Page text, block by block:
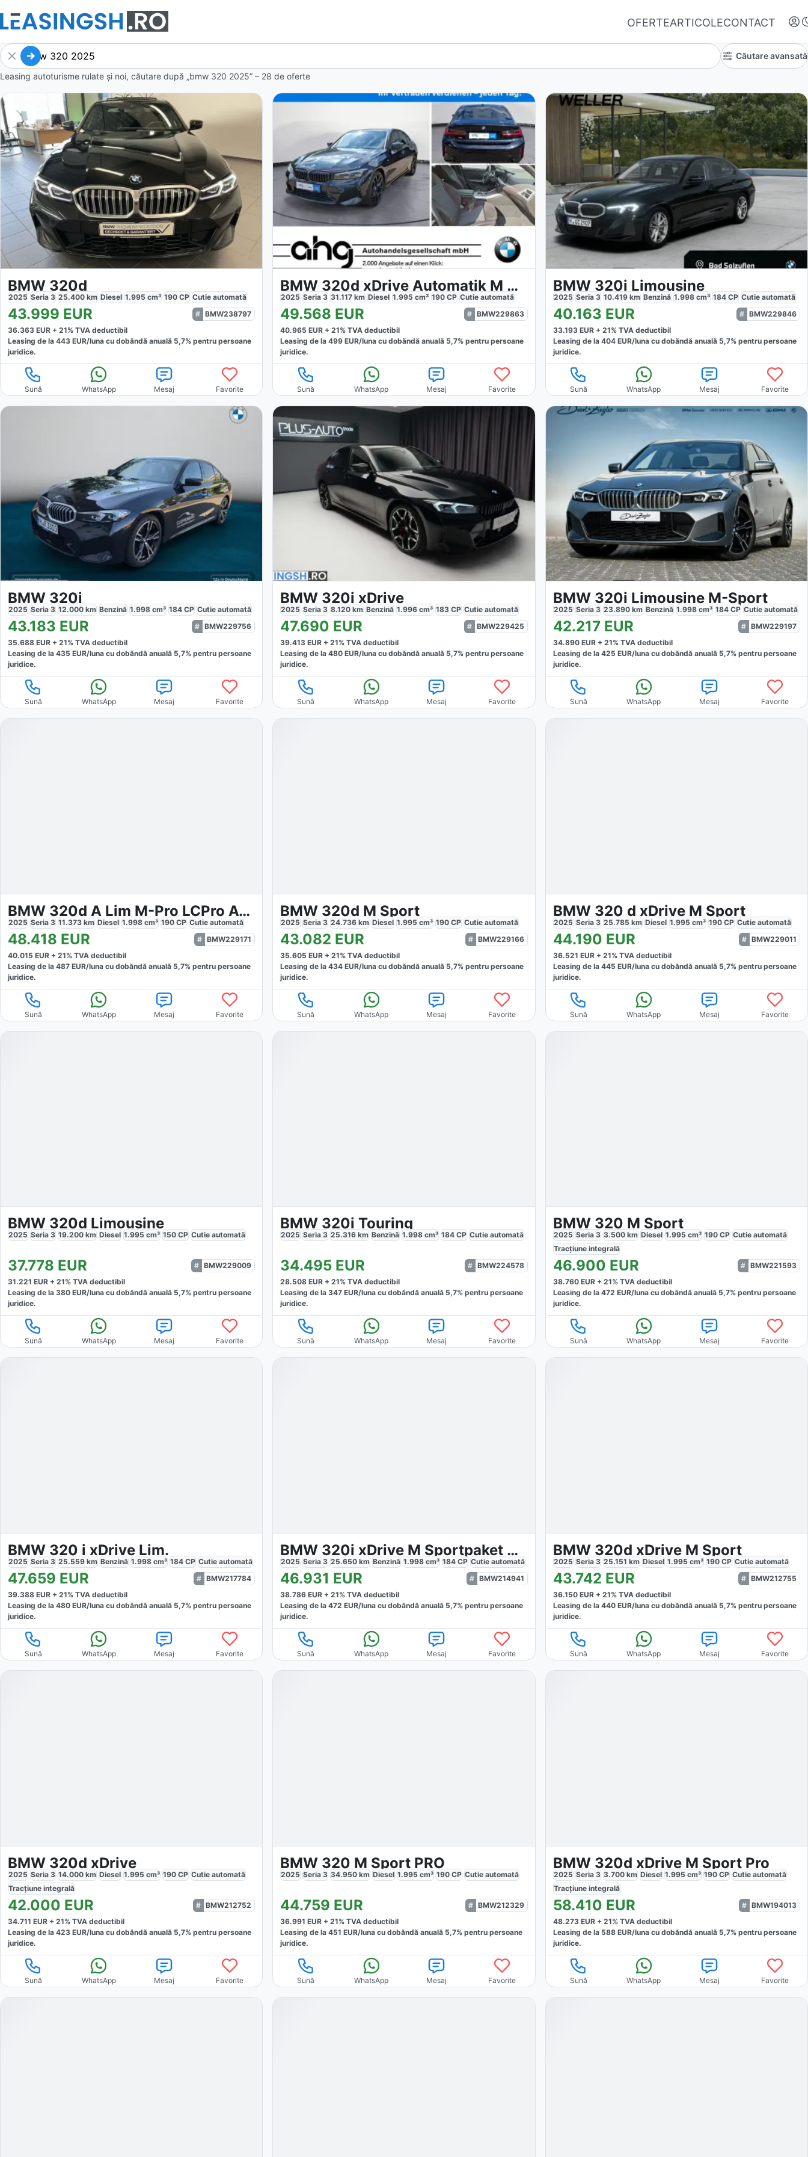
OFERTEARTICOLECONTACT
Autentifică-te
Nu ai oferte favorite
Căutare avansată
Leasing autoturisme rulate și noi, căutare după „bmw 320 2025” – 28 de oferte
BMW 320d
2025 Seria 3 25.400 km Diesel 1.995 cm³ 190 CP Cutie automată
43.999 EUR
BMW238797
36.363 EUR + 21% TVA deductibil
Leasing de la 443 EUR/luna cu dobăndă anuală 5,7% pentru persoane
juridice.
Sună WhatsApp Mesaj Favorite
BMW 320d xDrive Automatik M Sportpaket
2025 Seria 3 31.117 km Diesel 1.995 cm³ 190 CP Cutieautomată
49.568 EUR
BMW229863
40.965 EUR +21% TVA deductibil
Leasing de la499 EUR/luna cu dobăndă anuală 5,7% pentru persoane
juridice.
Sună WhatsApp Mesaj Favorite
BMW 320i Limousine
2025 Seria 3 10.419km Benzină 1.998cm³ 184CP Cutie automată
40.163 EUR
BMW229846
33.193EUR + 21% TVA deductibil
Leasing de la 404EUR/lunacu dobăndă anuală 5,7% pentru persoane
juridice.
Sună WhatsApp Mesaj Favorite
BMW 320i
2025 Seria 3 12.000 km Benzină 1.998 cm³ 184 CP Cutie automată
43.183 EUR
BMW229756
35.688 EUR + 21% TVA deductibil
Leasing de la 435 EUR/luna cu dobăndă anuală 5,7% pentru persoane
juridice.
Sună WhatsApp Mesaj Favorite
BMW 320i xDrive
2025 Seria 3 8.120 km Benzină 1.996 cm³ 183 CP Cutieautomată
47.690 EUR
BMW229425
39.413 EUR +21% TVA deductibil
Leasing de la480 EUR/luna cu dobăndă anuală 5,7% pentru persoane
juridice.
Sună WhatsApp Mesaj Favorite
BMW 320i Limousine M-Sport
2025 Seria 3 23.890km Benzină 1.998cm³ 184CP Cutie automată
42.217EUR
BMW229197
34.890EUR + 21% TVA deductibil
Leasing de la 425 EUR/lunacu dobăndă anuală 5,7% pentru persoane
juridice.
Sună WhatsApp Mesaj Favorite
BMW 320d A Lim M-Pro LCPro ACC HUD 360 KlimaA 18 LM
2025 Seria 3 11.373 km Diesel 1.998 cm³ 190 CP Cutie automată
48.418 EUR
BMW229171
40.015 EUR + 21% TVA deductibil
Leasing de la 487 EUR/luna cu dobăndă anuală 5,7% pentru persoane
juridice.
Sună WhatsApp Mesaj Favorite
BMW 320d M Sport
2025 Seria 3 24.736 km Diesel 1.995 cm³ 190 CP Cutieautomată
43.082 EUR
BMW229166
35.605 EUR +21% TVA deductibil
Leasing de la434 EUR/luna cu dobăndă anuală 5,7% pentru persoane
juridice.
Sună WhatsApp Mesaj Favorite
BMW 320 d xDrive M Sport
2025 Seria 3 25.785 km Diesel 1.995 cm³ 190CP Cutie automată
44.190 EUR
BMW229011
36.521 EUR + 21% TVA deductibil
Leasing de la 445 EUR/lunacu dobăndă anuală 5,7% pentru persoane
juridice.
Sună WhatsApp Mesaj Favorite
BMW 320d Limousine
2025 Seria 3 19.200 km Diesel 1.995 cm³ 150 CP Cutie automată
37.778 EUR
BMW229009
31.221 EUR + 21% TVA deductibil
Leasing de la 380 EUR/luna cu dobăndă anuală 5,7% pentru persoane
juridice.
Sună WhatsApp Mesaj Favorite
BMW 320i Touring
2025 Seria 3 25.316 km Benzină 1.998 cm³ 184 CP Cutieautomată
34.495 EUR
BMW224578
28.508 EUR +21% TVA deductibil
Leasing de la347 EUR/luna cu dobăndă anuală 5,7% pentru persoane
juridice.
Sună WhatsApp Mesaj Favorite
BMW 320 M Sport
2025 Seria 3 3.500km Diesel 1.995 cm³ 190CP Cutie automată
Tracțiune integrală
46.900 EUR
BMW221593
38.760EUR + 21% TVA deductibil
Leasing de la 472 EUR/lunacu dobăndă anuală 5,7% pentru persoane
juridice.
Sună WhatsApp Mesaj Favorite
BMW 320 i xDrive Lim.
2025 Seria 3 25.559 km Benzină 1.998 cm³ 184 CP Cutie automată
47.659 EUR
BMW217784
39.388 EUR + 21% TVA deductibil
Leasing de la 480 EUR/luna cu dobăndă anuală 5,7% pentru persoane
juridice.
Sună WhatsApp Mesaj Favorite
BMW 320i xDrive M Sportpaket AHK
2025 Seria 3 25.650 km Benzină 1.998 cm³ 184 CP Cutieautomată
46.931 EUR
BMW214941
38.786 EUR +21% TVA deductibil
Leasing de la472 EUR/luna cu dobăndă anuală 5,7% pentru persoane
juridice.
Sună WhatsApp Mesaj Favorite
BMW 320d xDrive M Sport
2025 Seria 3 25.151 km Diesel 1.995 cm³ 190CP Cutie automată
43.742 EUR
BMW212755
36.150EUR + 21% TVA deductibil
Leasing de la 440EUR/lunacu dobăndă anuală 5,7% pentru persoane
juridice.
Sună WhatsApp Mesaj Favorite
BMW 320d xDrive
2025 Seria 3 14.000 km Diesel 1.995 cm³ 190 CP Cutie automată
Tracțiune integrală
42.000 EUR
BMW212752
34.711 EUR + 21% TVA deductibil
Leasing de la 423 EUR/luna cu dobăndă anuală 5,7% pentru persoane
juridice.
Sună WhatsApp Mesaj Favorite
BMW 320 M Sport PRO
2025 Seria 3 34.950 km Diesel 1.995 cm³ 190 CP Cutieautomată
44.759 EUR
BMW212329
36.991 EUR +21% TVA deductibil
Leasing de la451 EUR/luna cu dobăndă anuală 5,7% pentru persoane
juridice.
Sună WhatsApp Mesaj Favorite
BMW 320d xDrive M Sport Pro
2025 Seria 3 3.700km Diesel 1.995 cm³ 190CP Cutie automată
Tracțiune integrală
58.410 EUR
BMW194013
48.273EUR + 21% TVA deductibil
Leasing de la 588EUR/lunacu dobăndă anuală 5,7% pentru persoane
juridice.
Sună WhatsApp Mesaj Favorite